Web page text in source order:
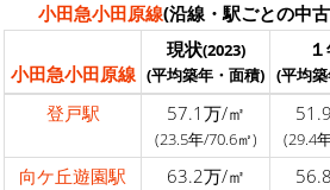
小田急小田原線(沿線・駅ごとの中
小田急小田原線
現状(2023)
(平均築年・面積) (平均
登戸駅 57.1万/㎡
(23.5年/70.6㎡) (29.4
向ケ丘遊園駅 63.2万/㎡